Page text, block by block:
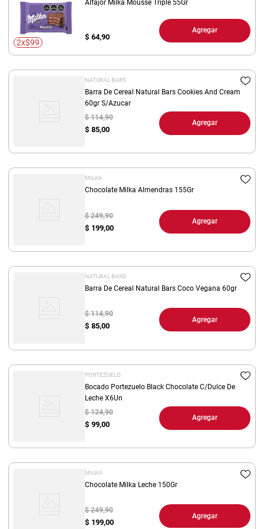
2x$99
Alfajor Milka Mousse Triple 55Gr
$ 64,90
Agregar
NATURAL BARS
Barra De Cereal Natural Bars Cookies And Cream
60gr S/Azucar
$ 85,00
$ 114,90
Agregar
MILKA
Chocolate Milka Almendras 155Gr
$ 199,00
$ 249,90
Agregar
NATURAL BARS
Barra De Cereal Natural Bars Coco Vegana 60gr
$ 85,00
$ 114,90
Agregar
PORTEZUELO
Bocado Portezuelo Black Chocolate C/Dulce De
Leche X6Un
$ 99,00
$ 124,90
Agregar
MILKA
Chocolate Milka Leche 150Gr
$ 199,00
$ 249,90
Agregar